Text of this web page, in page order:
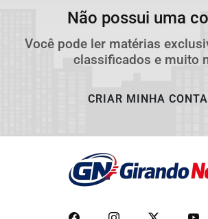
Não possui uma
Você pode ler matérias
classificados e muito
CRIAR MINHA CONTA